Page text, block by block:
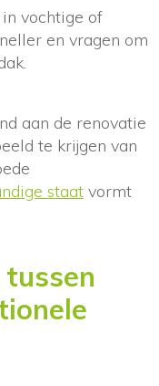
vochtige of
en vragen om
aan de renovatie
te krijgen van
staat vormt